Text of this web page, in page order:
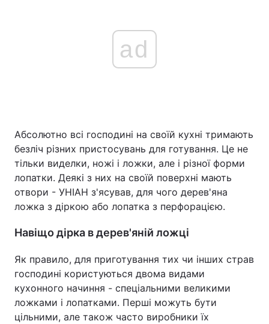
ad
Абсолютно всі господині на своїй кухні тримають
безліч різних пристосувань для готування. Це не
тільки виделки, ножі і ложки, але і різної форми
лопатки. Деякі з них на своїй поверхні мають
отвори - УНІАН з'ясував, для чого дерев'яна
ложка з діркою або лопатка з перфорацією.
Навіщо дірка в дерев'яній ложці
Як правило, для приготування тих чи інших страв
господині користуються двома видами
кухонного начиння - спеціальними великими
ложками і лопатками. Перші можуть бути
цільними, але також часто виробники їх